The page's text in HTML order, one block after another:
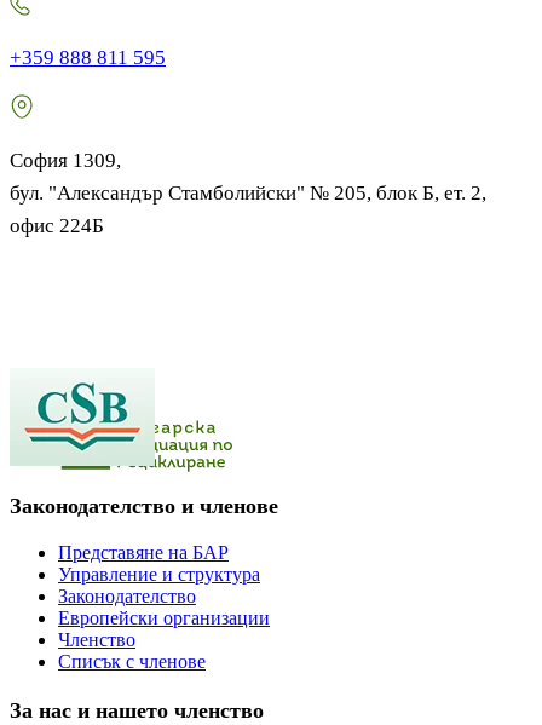
+359 888 811 595
София 1309,
бул. "Александър Стамболийски" № 205, блок Б, ет. 2,
офис 224Б
Законодателство и членове
Представяне на БАР
Управление и структура
Законодателство
Европейски организации
Членство
Списък с членове
За нас и нашето членство